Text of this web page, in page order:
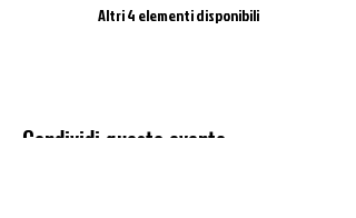
Altri 4 elementi disponibili
Condividi questo evento